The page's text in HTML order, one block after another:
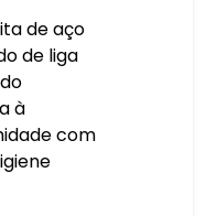
de aço
de liga
à
com